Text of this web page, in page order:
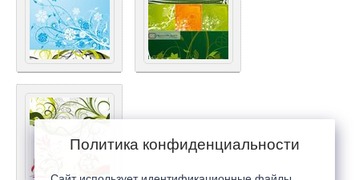
Политика конфиденциальности